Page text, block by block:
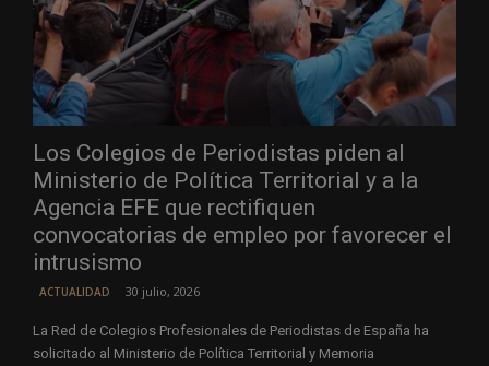
Los Colegios de Periodistas piden al
Ministerio de Política Territorial y a la
Agencia EFE que rectifiquen
convocatorias de empleo por favorecer el
intrusismo
ACTUALIDAD 30 julio, 2026
La Red de Colegios Profesionales de Periodistas de España ha
solicitado al Ministerio de Política Territorial y Memoria